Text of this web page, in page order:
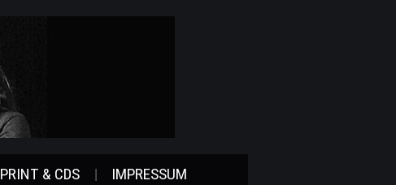
PRINT & CDS IMPRESSUM